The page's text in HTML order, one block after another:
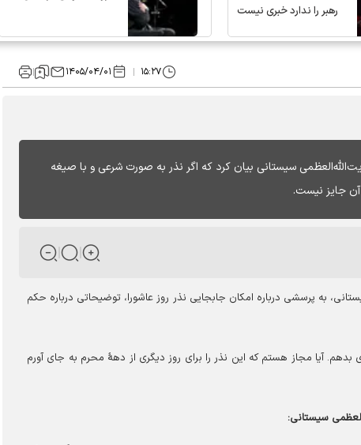
رهبر را ندارد خبری نیست
۱۵:۲۷ ۱۴۰۵/۰۴/۰۱
سیستانی بیان کرد که اگر نذر به صورت شرعی و با صیغه
جایز نیست.
به پرسشی درباره امکان جابجایی نذر روز عاشورا، توضیحاتی درباره حکم
آیا مجاز هستم که این نذر را برای روز دیگری از دهۀ محرم به جای آورم
سیستانی: